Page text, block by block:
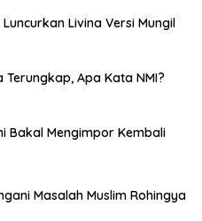
Livina Versi Mungil
Terungkap, Apa Kata NMI?
Bakal Mengimpor Kembali
Masalah Muslim Rohingya